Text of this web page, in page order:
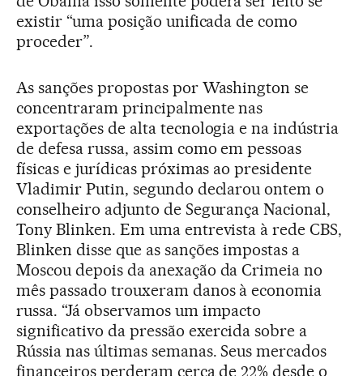
existir “uma posição unificada de como
proceder”.
As sanções propostas por Washington se
concentraram principalmente nas
exportações de alta tecnologia e na indústria
de defesa russa, assim como em pessoas
físicas e jurídicas próximas ao presidente
Vladimir Putin, segundo declarou ontem o
conselheiro adjunto de Segurança Nacional,
Tony Blinken. Em uma entrevista à rede CBS,
Blinken disse que as sanções impostas a
Moscou depois da anexação da Crimeia no
mês passado trouxeram danos à economia
russa. “Já observamos um impacto
significativo da pressão exercida sobre a
Rússia nas últimas semanas. Seus mercados
financeiros perderam cerca de 22% desde o